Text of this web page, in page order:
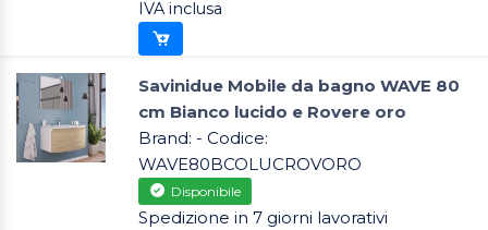
IVA inclusa
Savinidue Mobile da bagno WAVE 80
cm Bianco lucido e Rovere oro
Brand: - Codice:
WAVE80BCOLUCROVORO
Disponibile
Spedizione in 7 giorni lavorativi